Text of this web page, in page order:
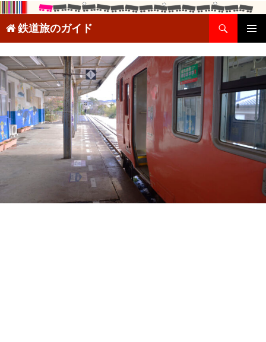
鉄道旅のガイド
索
ニュー
テ
ン
へ
ス
キ
ッ
プ